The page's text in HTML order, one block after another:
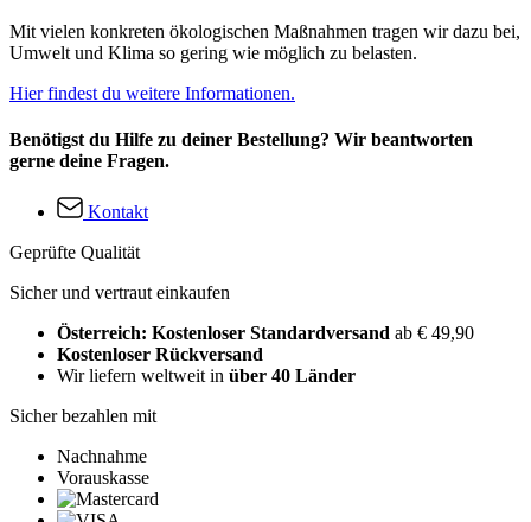
Mit vielen konkreten ökologischen Maßnahmen tragen wir dazu bei,
Umwelt und Klima so gering wie möglich zu belasten.
Hier findest du weitere Informationen.
Benötigst du Hilfe zu deiner Bestellung? Wir beantworten
gerne deine Fragen.
Kontakt
Geprüfte Qualität
Sicher und vertraut einkaufen
Österreich: Kostenloser Standardversand ab € 49,90
Kostenloser Rückversand
Wir liefern weltweit in über 40 Länder
Sicher bezahlen mit
Nachnahme
Vorauskasse